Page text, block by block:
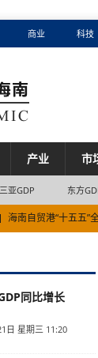
商业 科技
产业 市
三亚GDP 东方
海南自贸港“十五五”
海南省入境游半年度
同比增长
日 星期三 11:20